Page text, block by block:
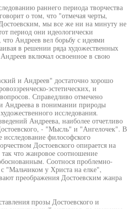
раннего периода творчества
о том, что "отмечая черты,
мы все же ни на минуту не
период они идеологически
что Андреев вел борьбу с идеями
в решении ряда художественных
включал освоенное в свою
и Андреев" достаточно хорошо
эстетических, и
Справедливо отмечено
Андреева в понимании природы
исследования.
Андреева, наиболее отчетливо
- "Мысль" и "Ангелочек". В
исследование философского
Достоевского опирается на
что жанровое соотношение
Соотнося проблемно-
"Мальчиком у Христа на елке",
преображения Достоевским жанра
прозы Достоевского и